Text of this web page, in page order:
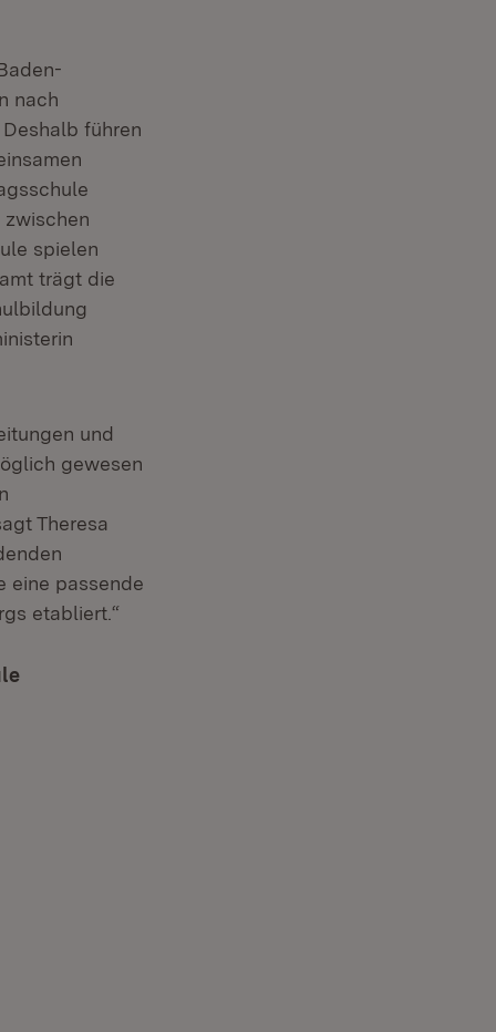
nach
führen
spielen
trägt die
und
gewesen
Theresa
eine passende
etabliert.“